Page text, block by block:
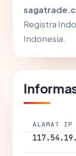
Registra
Indonesia.
ALAMAT IP